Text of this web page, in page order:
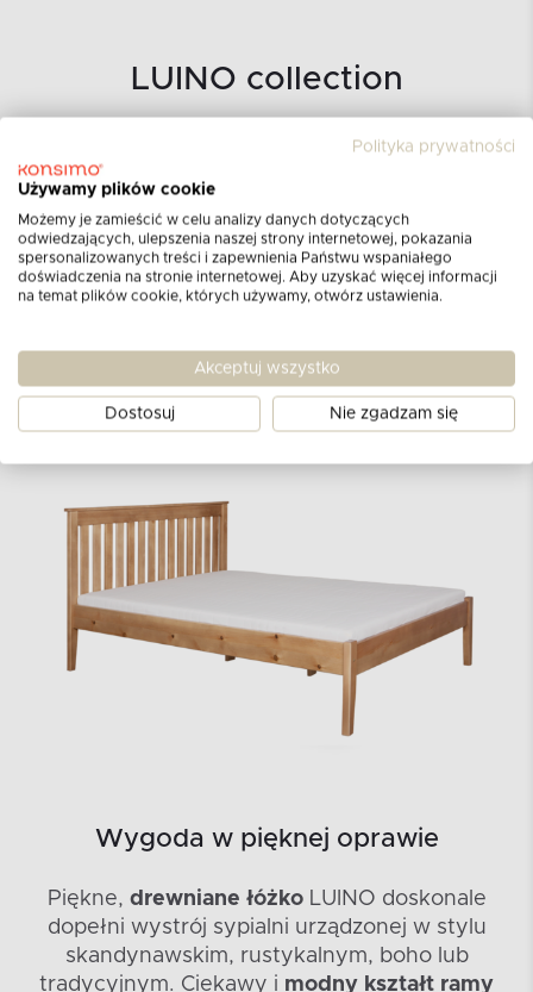
LUINO collection
Wygoda w pięknej oprawie
Piękne, drewniane łóżkoLUINO doskonale
dopełni wystrój sypialni urządzonej w stylu
skandynawskim, rustykalnym, boho lub
tradycyjnym. Ciekawy i modny kształt ramy
Polityka prywatności
Używamy plików cookie
Możemy je zamieścić w celu analizy danych dotyczących
odwiedzających, ulepszenia naszej strony internetowej, pokazania
spersonalizowanych treści i zapewnienia Państwu wspaniałego
doświadczenia na stronie internetowej. Aby uzyskać więcej informacji
na temat plików cookie, których używamy, otwórz ustawienia.
Akceptuj wszystko
Dostosuj Nie zgadzam się